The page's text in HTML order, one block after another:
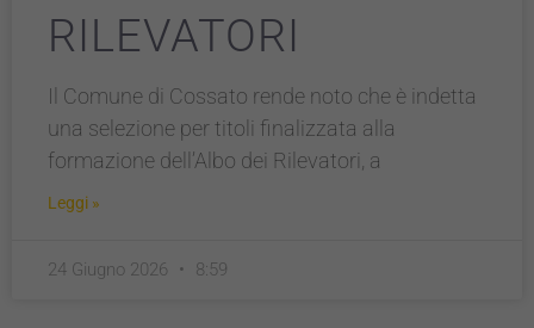
RILEVATORI
Il Comune di Cossato rende noto che è indetta
una selezione per titoli finalizzata alla
formazione dell’Albo dei Rilevatori, a
Leggi »
24 Giugno 2026 8:59